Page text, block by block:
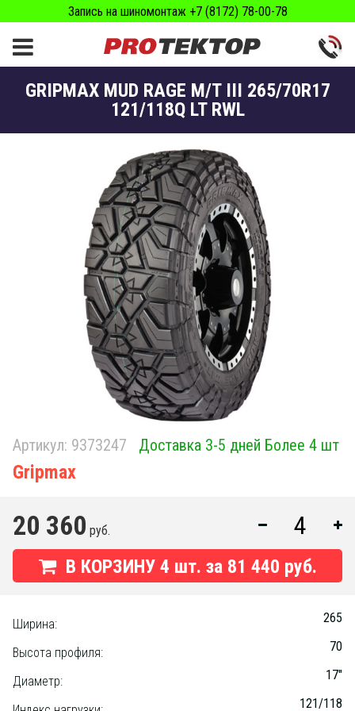
Запись на шиномонтаж +7 (8172) 78-00-78
GRIPMAX MUD RAGE M/T III 265/70R17
121/118Q LT RWL
Артикул: 9373247 Доставка 3-5 дней Более 4 шт
Gripmax
20 360 руб.
В КОРЗИНУ 4 шт. за 81 440 руб.
Ширина: 265
Высота профиля: 70
Диаметр: 17"
121/118